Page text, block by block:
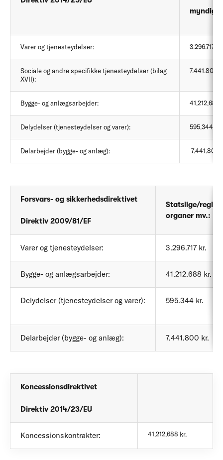
Varer og tjenesteydelser: 3.296.717 kr.
Sociale og andre specifikke tjenesteydelser (bilag
XVII):
7.441.800
Bygge- og anlægsarbejder: 41.212.688
Delydelser (tjenesteydelser og varer): 595.344 kr.
Delarbejder (bygge- og anlæg): 7.441.800
Forsvars- og sikkerhedsdirektivet
Direktiv 2009/81/EF
Statslige/
organer mv.:
Varer og tjenesteydelser: 3.296.717 kr.
Bygge- og anlægsarbejder: 41.212.688 kr.
Delydelser (tjenesteydelser og varer): 595.344 kr.
Delarbejder (bygge- og anlæg): 7.441.800 kr.
Koncessionsdirektivet
Direktiv 2014/23/EU
Koncessionskontrakter: 41.212.688 kr.